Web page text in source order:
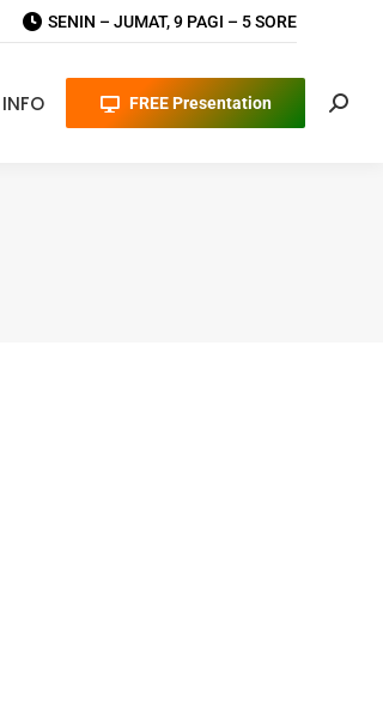
SENIN – JUMAT, 9 PAGI – 5 SORE
INFO FREE Presentation